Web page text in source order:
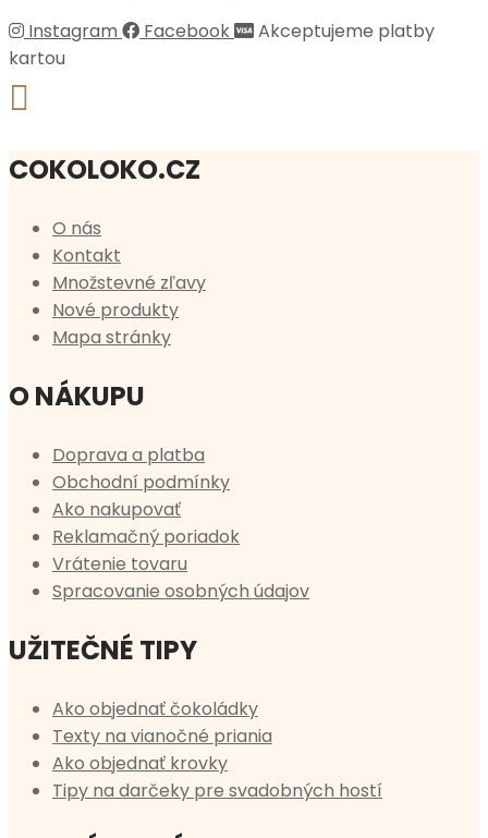
Instagram
Facebook
Akceptujeme platby
kartou
COKOLOKO.CZ
O nás
Kontakt
Množstevné zľavy
Nové produkty
Mapa stránky
O NÁKUPU
Doprava a platba
Obchodní podmínky
Ako nakupovať
Reklamačný poriadok
Vrátenie tovaru
Spracovanie osobných údajov
UŽITEČNÉ TIPY
Ako objednať čokoládky
Texty na vianočné priania
Ako objednať krovky
Tipy na darčeky pre svadobných hostí